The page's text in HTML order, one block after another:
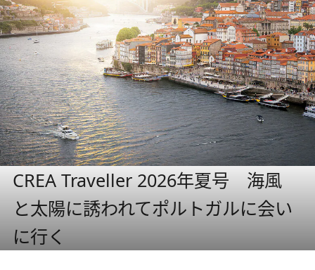
CREA Traveller 2026年夏号 海風
と太陽に誘われてポルトガルに会い
に行く